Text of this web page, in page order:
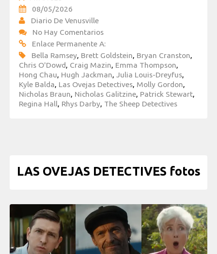
08/05/2026
Diario De Venusville
No Hay Comentarios
Enlace Permanente A:
Bella Ramsey, Brett Goldstein, Bryan Cranston,
Chris O'Dowd, Craig Mazin, Emma Thompson,
Hong Chau, Hugh Jackman, Julia Louis-Dreyfus,
Kyle Balda, Las Ovejas Detectives, Molly Gordon,
Nicholas Braun, Nicholas Galitzine, Patrick Stewart,
Regina Hall, Rhys Darby, The Sheep Detectives
LAS OVEJAS DETECTIVES fotos